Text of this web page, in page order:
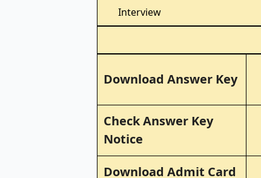
Interview
Download Answer Key
Check Answer Key
Notice
Download Admit Card